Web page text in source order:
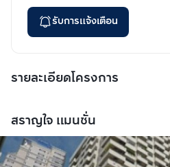
รับการแจ้งเตือน
รายละเอียดโครงการ
สราญใจ แมนชั่น